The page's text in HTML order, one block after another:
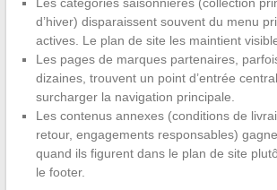
d’hiver) disparaissent souvent du menu
actives. Le plan de site les maintient
Les pages de marques partenaires,
dizaines, trouvent un point d’entrée
surcharger la navigation principale.
Les contenus annexes (conditions de
retour, engagements responsables)
quand ils figurent dans le plan de site
le footer.